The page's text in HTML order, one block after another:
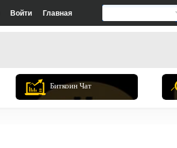
Войти Главная
Биткоин Чат